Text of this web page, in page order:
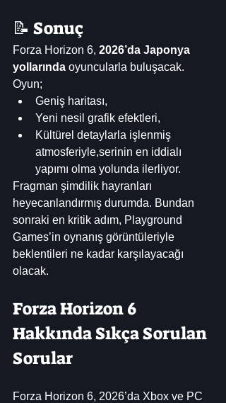
📝 Sonuç
Forza Horizon 6, 2026’da Japonya
yollarında oyuncularla buluşacak.
Oyun;
Geniş haritası,
Yeni nesil grafik efektleri,
Kültürel detaylarla işlenmiş
atmosferiyle,serinin en iddialı
yapımı olma yolunda ilerliyor.
Fragman şimdilik hayranları
heyecanlandırmış durumda. Bundan
sonraki en kritik adım, Playground
Games’in oynanış görüntüleriyle
beklentileri ne kadar karşılayacağı
olacak.
Forza Horizon 6
Hakkında Sıkça Sorulan
Sorular
Forza Horizon 6, 2026’da Xbox ve PC